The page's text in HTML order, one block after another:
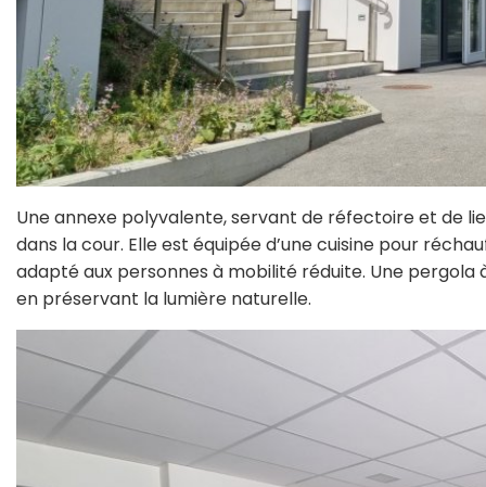
Une annexe polyvalente, servant de réfectoire et de
dans la cour. Elle est équipée d’une cuisine pour
adapté aux personnes à mobilité réduite. Une
en préservant la lumière naturelle.